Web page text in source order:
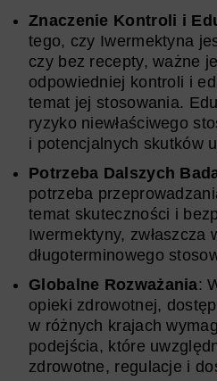
Znaczenie Kontroli i
tego, czy Iwermektyna
czy bez recepty, ważne
odpowiedniej kontroli i
temat jej stosowania.
ryzyko niewłaściwego
i potencjalnych skutków
Potrzeba Dalszych
potrzeba
temat skuteczności i
Iwermektyny, zwłaszcza
długoterminowego
Globalne Rozważania:
opieki zdrowotnej,
w różnych krajach
podejścia, które
zdrowotne, regulacje i